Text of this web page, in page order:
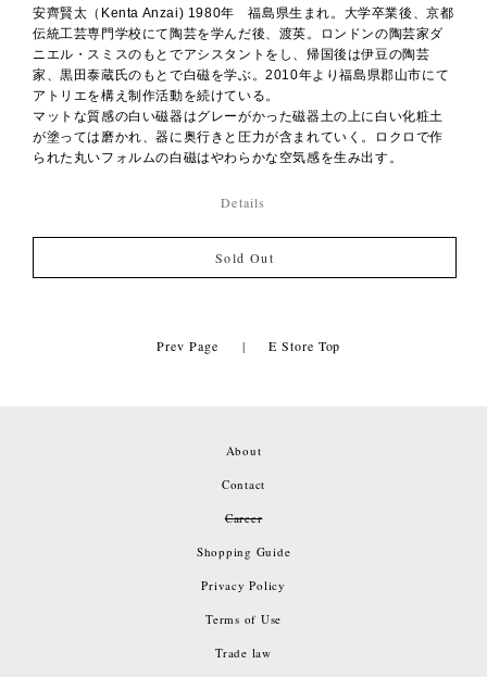
安齊賢太（Kenta Anzai) 1980年 福島県生まれ。大学卒業後、京都
伝統工芸専門学校にて陶芸を学んだ後、渡英。ロンドンの陶芸家ダ
ニエル・スミスのもとでアシスタントをし、帰国後は伊豆の陶芸
家、黒田泰蔵氏のもとで白磁を学ぶ。2010年より福島県郡山市にて
アトリエを構え制作活動を続けている。
マットな質感の白い磁器はグレーがかった磁器土の上に白い化粧土
が塗っては磨かれ、器に奥行きと圧力が含まれていく。ロクロで作
られた丸いフォルムの白磁はやわらかな空気感を生み出す。
Details
Sold Out
Prev Page | E Store Top
About
Contact
Career
Shopping Guide
Privacy Policy
Terms of Use
Trade law